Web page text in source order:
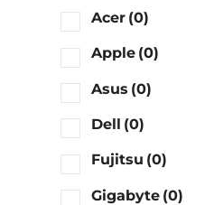
Acer (0)
Apple (0)
Asus (0)
Dell (0)
Fujitsu (0)
Gigabyte (0)